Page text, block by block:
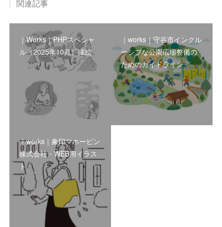
関連記事
｜Works｜PHPスペシャ
ル（2025年10月）挿絵
｜works｜守谷市インクル
ーシブな公園広場整備の
ためのガイドライン
｜works｜象印マホービン
株式会社・WEB用イラス
ト